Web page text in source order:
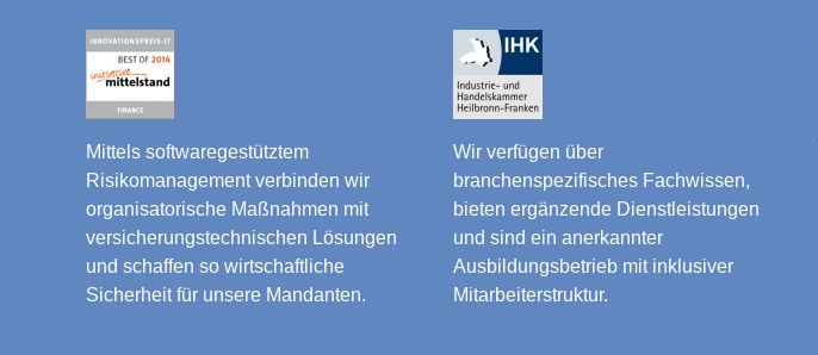
Mittels softwaregestütztem
Risikomanagement verbinden wir
organisatorische Maßnahmen mit
versicherungstechnischen Lösungen
und schaffen so wirtschaftliche
Sicherheit für unsere Mandanten.
Wir verfügen über
branchenspezifisches Fachwissen,
bieten ergänzende Dienstleistungen
und sind ein anerkannter
Ausbildungsbetrieb mit inklusiver
Mitarbeiterstruktur.